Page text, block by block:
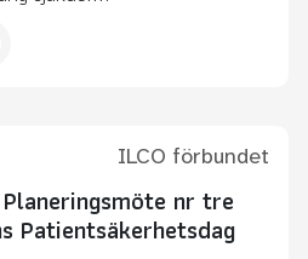
ILCO förbundet
nr tre
Patientsäkerhetsdag